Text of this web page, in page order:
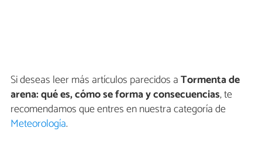
Si deseas leer más artículos parecidos aTormenta de
arena: qué es, cómo se forma y consecuencias, te
recomendamos que entres en nuestra categoría de
Meteorología.